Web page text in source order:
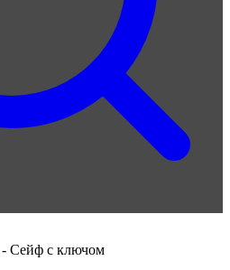
- Сейф с ключом